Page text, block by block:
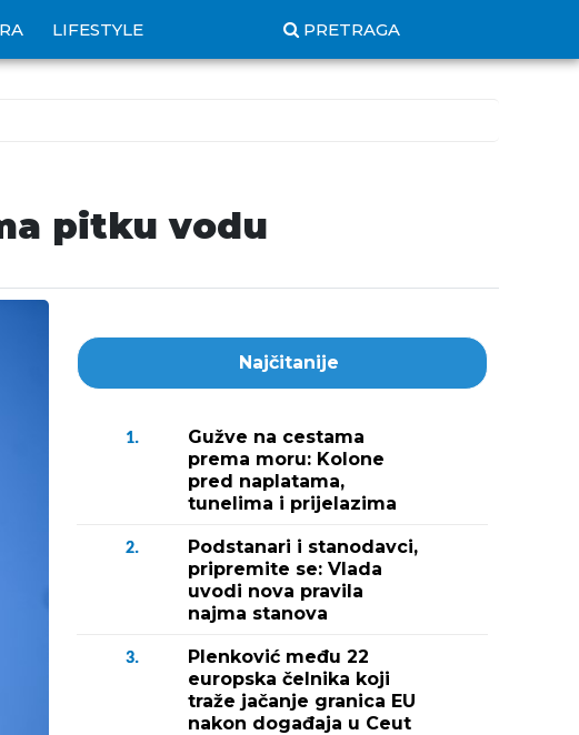
LIFESTYLE PRETRAGA
pitku vodu
Najčitanije
1.
Gužve na cestama
prema moru: Kolone
pred naplatama,
tunelima i prijelazima
2.
Podstanari i stanodavci,
pripremite se: Vlada
uvodi nova pravila
najma stanova
3.
Plenković među 22
europska čelnika koji
traže jačanje granica EU
nakon događaja u Ceut